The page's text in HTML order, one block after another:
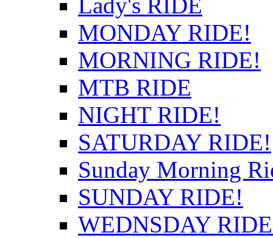
MONDAY RIDE!
MORNING RIDE!
MTB RIDE
NIGHT RIDE!
SATURDAY RIDE!
Sunday Morning
SUNDAY RIDE!
WEDNSDAY